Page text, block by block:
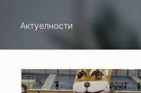
Актуелности